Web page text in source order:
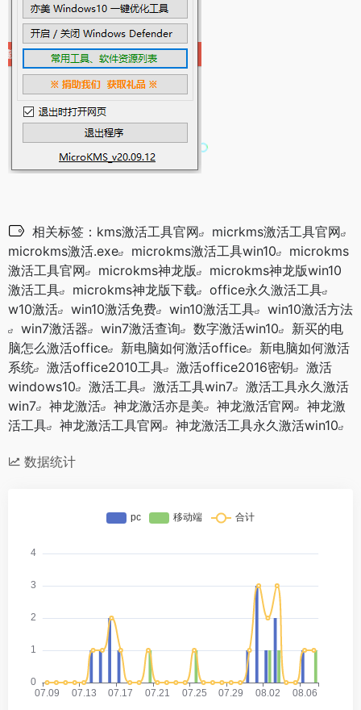
相关标签： kms激活工具官网
micrkms激活工具官网
microkms激活.exe
microkms激活工具win10
microkms
激活工具官网
microkms神龙版
microkms神龙版win10
激活工具
microkms神龙版下载
office永久激活工具
w10激活
win10激活免费 win10激活工具
win10激活方法
win7激活器
win7激活查询 数字激活win10
新买的电
脑怎么激活office
新电脑如何激活office
新电脑如何激活
系统
激活office2010工具 激活office2016密钥
激活
windows10
激活工具 激活工具win7
激活工具永久激活
win7
神龙激活 神龙激活亦是美 神龙激活官网
神龙激
活工具
神龙激活工具官网 神龙激活工具永久激活win10
数据统计